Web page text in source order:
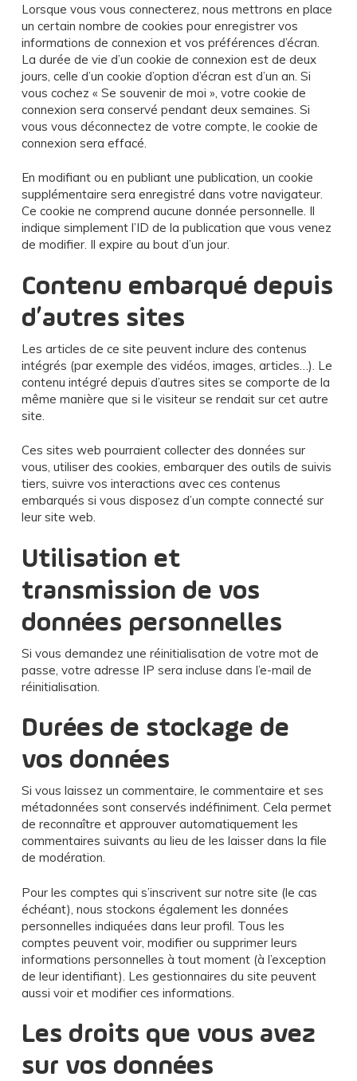
Lorsque vous vous connecterez, nous mettrons en place
un certain nombre de cookies pour enregistrer vos
informations de connexion et vos préférences d’écran.
La durée de vie d’un cookie de connexion est de deux
jours, celle d’un cookie d’option d’écran est d’un an. Si
vous cochez « Se souvenir de moi », votre cookie de
connexion sera conservé pendant deux semaines. Si
vous vous déconnectez de votre compte, le cookie de
connexion sera effacé.
En modifiant ou en publiant une publication, un cookie
supplémentaire sera enregistré dans votre navigateur.
Ce cookie ne comprend aucune donnée personnelle. Il
indique simplement l’ID de la publication que vous venez
de modifier. Il expire au bout d’un jour.
Contenu embarqué depuis
d’autres sites
Les articles de ce site peuvent inclure des contenus
intégrés (par exemple des vidéos, images, articles…). Le
contenu intégré depuis d’autres sites se comporte de la
même manière que si le visiteur se rendait sur cet autre
site.
Ces sites web pourraient collecter des données sur
vous, utiliser des cookies, embarquer des outils de suivis
tiers, suivre vos interactions avec ces contenus
embarqués si vous disposez d’un compte connecté sur
leur site web.
Utilisation et
transmission de vos
données personnelles
Si vous demandez une réinitialisation de votre mot de
passe, votre adresse IP sera incluse dans l’e-mail de
réinitialisation.
Durées de stockage de
vos données
Si vous laissez un commentaire, le commentaire et ses
métadonnées sont conservés indéfiniment. Cela permet
de reconnaître et approuver automatiquement les
commentaires suivants au lieu de les laisser dans la file
de modération.
Pour les comptes qui s’inscrivent sur notre site (le cas
échéant), nous stockons également les données
personnelles indiquées dans leur profil. Tous les
comptes peuvent voir, modifier ou supprimer leurs
informations personnelles à tout moment (à l’exception
de leur identifiant). Les gestionnaires du site peuvent
aussi voir et modifier ces informations.
Les droits que vous avez
sur vos données